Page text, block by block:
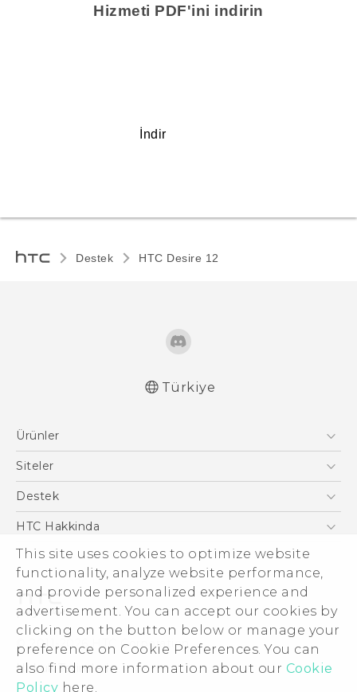
This site uses cookies to optimize website
functionality, analyze website performance,
and provide personalized experience and
advertisement. You can accept our cookies by
clicking on the button below or manage your
preference on Cookie Preferences. You can
also find more information about our Cookie
Policy here.
Hizmeti PDF'ini indirin
İndir
Destek HTC Desire 12‎
Türkiye
Ürünler
Akıllı Telefonlar
VIVE
Siteler
HTC Dev
Destek
Destek Merkezi
HTC Hakkinda
ESG
Yatırımcı (İNGİLİZCE)
Gizlilik Politikası
Ürün Güvenliği
Cookie Preferences
İnsan kaynakları
© 2011-2026 HTC Corporation
Hukuk Terimleri